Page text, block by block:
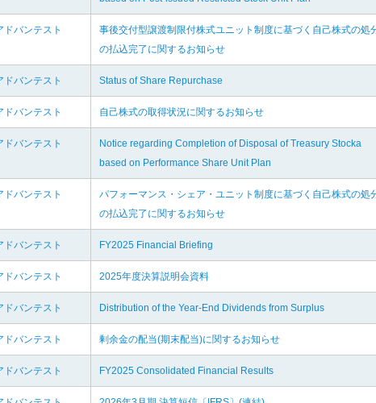
ドバンテスト
事後交付型譲渡制限付株式ユニット制度に基づく自己株式の処
の払込完了に関するお知らせ
ドバンテスト Status of Share Repurchase
ドバンテスト 自己株式の取得状況に関するお知らせ
ドバンテスト
Notice regarding Completion of Disposal of Treasury Stocka
based on Performance Share Unit Plan
ドバンテスト
パフォーマンス・シェア・ユニット制度に基づく自己株式の処
の払込完了に関するお知らせ
ドバンテスト FY2025 Financial Briefing
ドバンテスト 2025年度決算説明会資料
ドバンテスト Distribution of the Year-End Dividends from Surplus
ドバンテスト 剰余金の配当(期末配当)に関するお知らせ
ドバンテスト FY2025 Consolidated Financial Results